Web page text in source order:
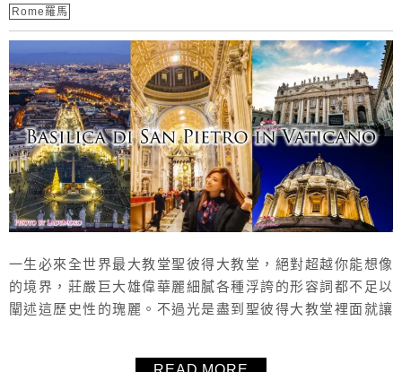
Rome羅馬
一生必來全世界最大教堂聖彼得大教堂，絕對超越你能想像
的境界，莊嚴巨大雄偉華麗細膩各種浮誇的形容詞都不足以
闡述這歷史性的瑰麗。不過光是盡到聖彼得大教堂裡面就讓